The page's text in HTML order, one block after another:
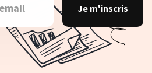
Je m'inscris